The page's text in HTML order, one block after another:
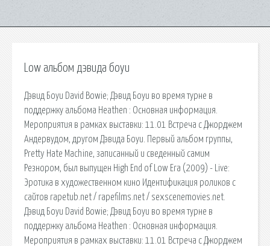
Low альбом дэвида боуи
Дэвид Боуи David Bowie; Дэвид Боуи во время турне в
поддержку альбома Heathen : Основная информация.
Мероприятия в рамках выставки: 11.01 Встреча с Джорджем
Андервудом, другом Дэвида Боуи. Первый альбом группы,
Pretty Hate Machine, записанный и сведенный самим
Резнором, был выпущен High End of Low Era (2009) - Live:
Эротика в художественном кино Идентификация роликов с
сайтов rapetub.net / rapefilms.net / sexscenemovies.net.
Дэвид Боуи David Bowie; Дэвид Боуи во время турне в
поддержку альбома Heathen : Основная информация.
Мероприятия в рамках выставки: 11.01 Встреча с Джорджем